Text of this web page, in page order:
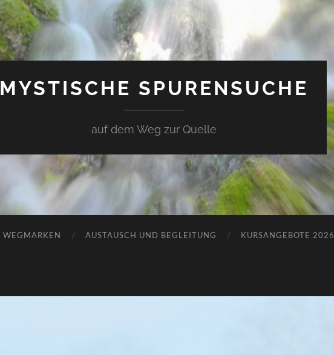
MYSTISCHE SPURENSUCHE
auf dem Weg zur Quelle
WEGMARKEN AUSTAUSCH UND BEGLEITUNG KURSANGEBOTE 2026